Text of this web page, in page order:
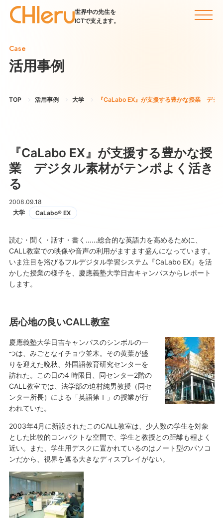
世界中の先生を
ICTで支えます。
Case
活用事例
TOP 活用事例 大学 『CaLabo EX』が支援する豊かな授業 デジ
『CaLabo EX』が支援する豊かな授
業 デジタル素材がテンポよく活き
る
2008.09.18
大学
CaLabo® EX
読む・聞く・話す・書く……総合的な英語力を高めるために、
CALL教室での映像や音声の利用がますます盛んになっています。
いま注目を浴びるフルデジタル学習システム『CaLabo EX』を活
かした授業の様子を、慶應義塾大学日吉キャンパスからレポート
します。
居心地の良いCALL教室
慶應義塾大学日吉キャンパスのシンボルの一
つは、みごとなイチョウ並木。その黄葉が盛
りを迎えた晩秋、外国語教育研究センターを
訪れた。この日の4 時限目、同センター2階の
CALL教室では、法学部の迫村純男教授（同セ
ンター所長）による「英語第Ｉ」の授業が行
われていた。
2003年4月に新設されたこのCALL教室は、少人数の学生を対象
とした比較的コンパクトな空間で、学生と教授との距離も程よく
近い。また、学生用デスクに置かれているのはノート型のパソコ
ンだから、視界を遮る大きなディスプレイがない。